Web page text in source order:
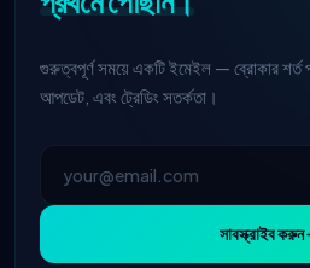
গুরুত্বপূর্ণ সময়ে একটি ইমেইল — ব্রোকার শর্ত
আপডেট, এবং ট্রেডিং সতর্কতা।
সাবস্ক্রাইব করুন